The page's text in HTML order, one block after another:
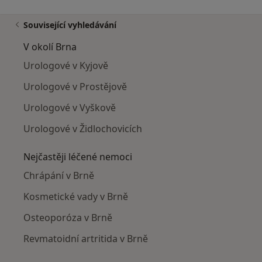
Související vyhledávání
V okolí Brna
Urologové v Kyjově
Urologové v Prostějově
Urologové v Vyškově
Urologové v Židlochovicích
Nejčastěji léčené nemoci
Chrápání v Brně
Kosmetické vady v Brně
Osteoporóza v Brně
Revmatoidní artritida v Brně